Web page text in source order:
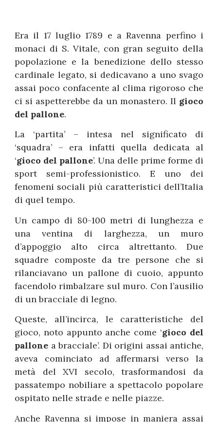
Era il 17 luglio 1789 e a Ravenna perfino i
monaci di S. Vitale, con gran seguito della
popolazione e la benedizione dello stesso
cardinale legato, si dedicavano a uno svago
assai poco confacente al clima rigoroso che
ci si aspetterebbe da un monastero. Il gioco
del pallone.
La ‘partita’ – intesa nel significato di
‘squadra’ – era infatti quella dedicata al
‘gioco del pallone’. Una delle prime forme di
sport semi-professionistico. E uno dei
fenomeni sociali più caratteristici dell’Italia
di quel tempo.
Un campo di 80-100 metri di lunghezza e
una ventina di larghezza, un muro
d’appoggio alto circa altrettanto. Due
squadre composte da tre persone che si
rilanciavano un pallone di cuoio, appunto
facendolo rimbalzare sul muro. Con l’ausilio
di un bracciale di legno.
Queste, all’incirca, le caratteristiche del
gioco, noto appunto anche come ‘gioco del
pallone a bracciale’. Di origini assai antiche,
aveva cominciato ad affermarsi verso la
metà del XVI secolo, trasformandosi da
passatempo nobiliare a spettacolo popolare
ospitato nelle strade e nelle piazze.
Anche Ravenna si impose in maniera assai